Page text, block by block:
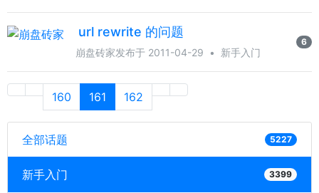
url rewrite 的问题
崩盘砖家发布于 2011-04-29 • 新手入门
6
160 161 162
全部话题 5227
新手入门 3399